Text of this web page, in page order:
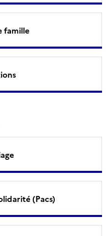
famille
(Pacs)